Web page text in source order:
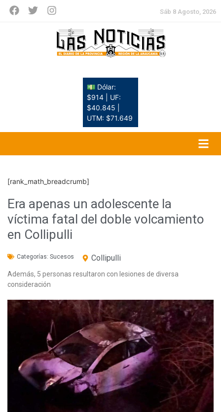
Sáb 8 Agosto, 2026
💵 Dólar:
$914 | UF:
$40.845 |
UTM: $71.649
[rank_math_breadcrumb]
Era apenas un adolescente la
víctima fatal del doble volcamiento
en Collipulli
Categorías: Sucesos Collipulli
Además, 5 personas resultaron con lesiones de diversa
consideración